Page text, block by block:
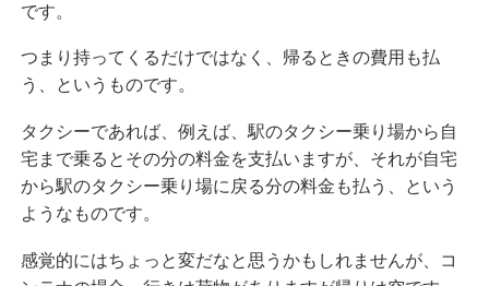
です。
つまり持ってくるだけではなく、帰るときの費用も払
う、というものです。
タクシーであれば、例えば、駅のタクシー乗り場から自
宅まで乗るとその分の料金を支払いますが、それが自宅
から駅のタクシー乗り場に戻る分の料金も払う、という
ようなものです。
感覚的にはちょっと変だなと思うかもしれませんが、コ